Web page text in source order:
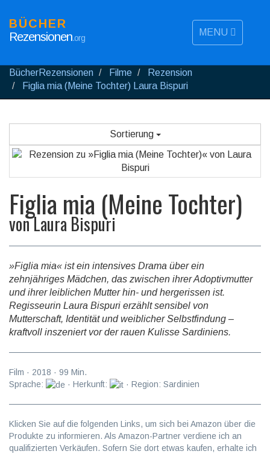
MENU
BÜCHER
Rezensionen.org
BücherRezensionen Filme
Rezension
Figlia mia (Meine Tochter) Laura Bispuri
Sortierung
Figlia mia (Meine Tochter)
vonLaura Bispuri
»Figlia mia« ist ein intensives Drama über ein
zehnjähriges Mädchen, das zwischen ihrer Adoptivmutter
und ihrer leiblichen Mutter hin- und hergerissen ist.
Regisseurin Laura Bispuri erzählt sensibel von
Mutterschaft, Identität und weiblicher Selbstfindung –
kraftvoll inszeniert vor der rauen Kulisse Sardiniens.
Film · 2018 · 99 Min.
Sprache:
· Herkunft: · Region: Sardinien
Klicken Sie auf die folgenden Links, um sich bei Amazon über die
Produkte zu informieren. Als Amazon-Partner verdiene ich an
qualifizierten Verkäufen. Sofern Sie dort etwas kaufen, erhalte ich